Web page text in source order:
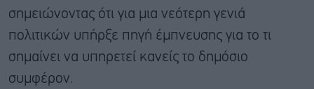
σημειώνοντας ότι για μια νεότερη γενιά
πολιτικών υπήρξε πηγή έμπνευσης για το τι
σημαίνει να υπηρετεί κανείς το δημόσιο
συμφέρον.